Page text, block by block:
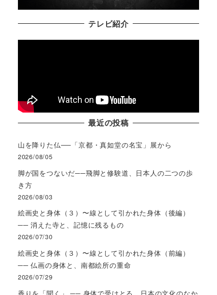
テレビ紹介
最近の投稿
山を降りた仏──「京都・真如堂の名宝」展から
2026/08/05
脚が国をつないだ──飛脚と修験道、日本人の二つの歩
き方
2026/08/03
絵画史と身体（３）〜線として引かれた身体（後編）
── 消えた寺と、記憶に残るもの
2026/07/30
絵画史と身体（３）〜線として引かれた身体（前編）
── 仏画の身体と、南都絵所の重命
2026/07/29
香りを「聞く」 ── 身体で受けとる、日本の文化のなか